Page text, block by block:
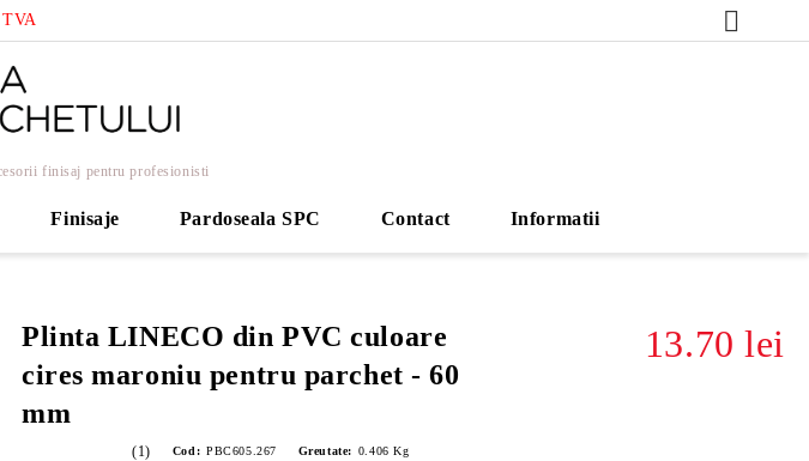
finisaj pentru profesionisti
Finisaje Pardoseala SPC Contact Informatii
Plinta LINECO din PVC culoare
cires maroniu pentru parchet - 60
mm
13.70 lei
(1) Cod: PBC605.267 Greutate: 0.406 Kg